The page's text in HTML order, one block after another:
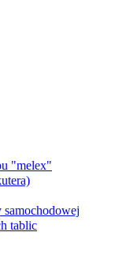
"melex"
tablic